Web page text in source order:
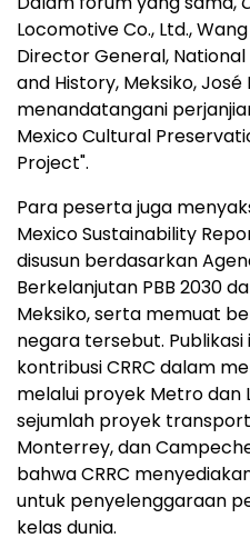
Locomotive Co., Ltd.,
Director General,
and History, Meksiko, José
menandatangani
Mexico Cultural
Project".
Para peserta juga
Mexico Sustainability
disusun berdasarkan
Berkelanjutan PBB 2030
Meksiko, serta memuat
negara tersebut.
kontribusi CRRC dalam
melalui proyek Metro dan
sejumlah proyek
Monterrey, dan
bahwa CRRC
untuk penyelenggaraan
kelas dunia.